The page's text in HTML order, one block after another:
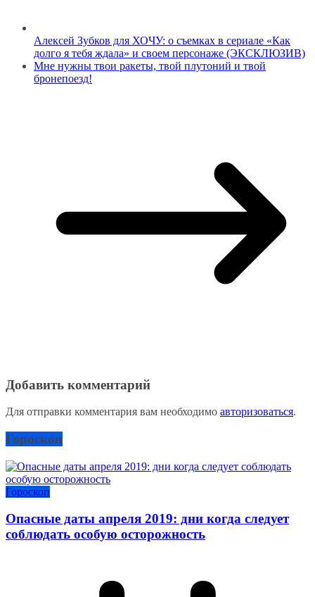
Алексей Зубков для ХОЧУ: о съемках в сериале «Как
долго я тебя ждала» и своем персонаже (ЭКСКЛЮЗИВ)
Мне нужны твои ракеты, твой плутоний и твой
бронепоезд!
Добавить комментарий
Для отправки комментария вам необходимо авторизоваться.
Гороскоп
Гороскоп
Опасные даты апреля 2019: дни когда следует
соблюдать особую осторожность